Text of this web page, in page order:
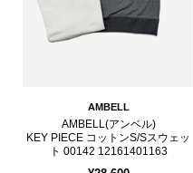
AMBELL
AMBELL(アンベル)
KEY PIECE コットンS/Sスウェッ
ト 00142 12161401163